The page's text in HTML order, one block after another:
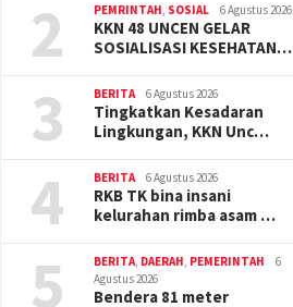
2 PEMRINTAH, SOSIAL 6 Agustus 2026
KKN 48 UNCEN GELAR
SOSIALISASI KESEHATAN…
3 BERITA 6 Agustus 2026
Tingkatkan Kesadaran
Lingkungan, KKN Unc…
4 BERITA 6 Agustus 2026
RKB TK bina insani
kelurahan rimba asam …
5 BERITA, DAERAH, PEMERINTAH
6
Agustus 2026
Bendera 81 meter